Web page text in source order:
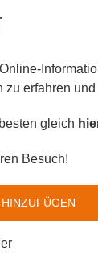
zu erfahren
gleich
Besuch!